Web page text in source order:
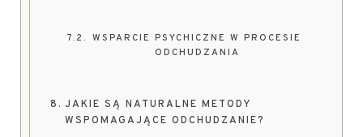
WSPARCIE PSYCHICZNE W PROCESIE
ODCHUDZANIA
JAKIE SĄ NATURALNE METODY
WSPOMAGAJĄCE ODCHUDZANIE?